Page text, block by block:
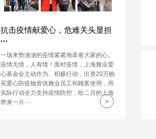
抗击疫情献爱心，危难关头显担
···
一场来势汹汹的疫情紧紧地牵着大家的心。
疫情无情，人有情！面对疫情，上海雅业爱
心基金会主动作为、积极行动，出资20万购
买爱心防疫物资供雅业员工和顾客使用，用
实际行动全力支持疫情防控，给二月的上海
带来一片···
>